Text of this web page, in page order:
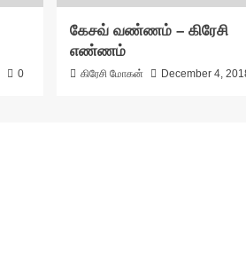
0
கேசவ் வண்ணம் – கிரேசி
எண்ணம்
கிரேசி மோகன் December 4,